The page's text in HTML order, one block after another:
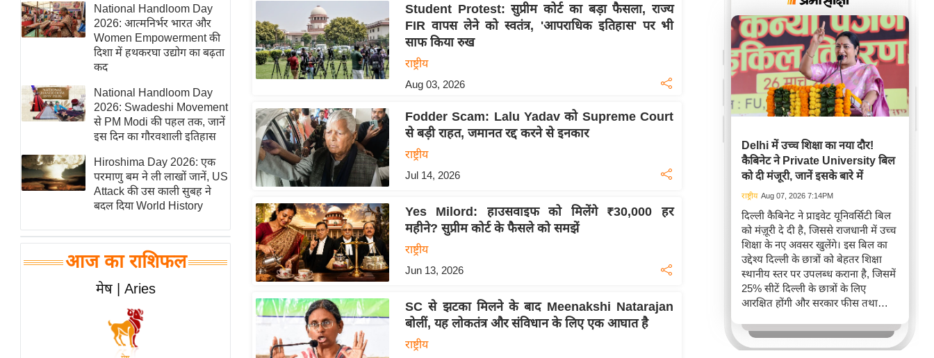
Hindi
Videos
IPL
2026
मिसाल बेमिसाल
शख्सियत
यंग इंडिया
साहित्य जगत
ऑटो वर्ल्ड
न्यूज ब्रीफ
बॉलीवुड
हॉलीवुड
फिल्म समीक्षा
लाइफस्टाइल
National Handloom Day
2026: आत्मनिर्भर भारत और
Women Empowerment की
दिशा में हथकरघा उद्योग का बढ़ता
कद
National Handloom Day
2026: Swadeshi Movement
से PM Modi की पहल तक, जानें
इस दिन का गौरवशाली इतिहास
Hiroshima Day 2026: एक
परमाणु बम ने ली लाखों जानें, US
Attack की उस काली सुबह ने
बदल दिया World History
आज का राशिफल
मेष | Aries
Student Protest: सुप्रीम कोर्ट का बड़ा फैसला, राज्य
FIR वापस लेने को स्वतंत्र, 'आपराधिक इतिहास' पर भी
साफ किया रुख
राष्ट्रीय
Aug 03, 2026
Fodder Scam: Lalu Yadav को Supreme Court
से बड़ी राहत, जमानत रद्द करने से इनकार
राष्ट्रीय
Jul 14, 2026
Yes Milord: हाउसवाइफ को मिलेंगे ₹30,000 हर
महीने? सुप्रीम कोर्ट के फैसले को समझें
राष्ट्रीय
Jun 13, 2026
SC से झटका मिलने के बाद Meenakshi Natarajan
बोलीं, यह लोकतंत्र और संविधान के लिए एक आघात है
राष्ट्रीय
Delhi में उच्च शिक्षा का नया दौर!
कैबिनेट ने Private University बिल
को दी मंजूरी, जानें इसके बारे में
राष्ट्रीय Aug 07, 2026 7:14PM
दिल्ली कैबिनेट ने प्राइवेट यूनिवर्सिटी बिल
को मंज़ूरी दे दी है, जिससे राजधानी में उच्च
शिक्षा के नए अवसर खुलेंगे। इस बिल का
उद्देश्य दिल्ली के छात्रों को बेहतर शिक्षा
स्थानीय स्तर पर उपलब्ध कराना है, जिसमें
25% सीटें दिल्ली के छात्रों के लिए
आरक्षित होंगी और सरकार फीस तथा
कदम एनईपी 2020 के तहत दिल्ली में
शिक्षा के विस्तार का मार्ग प्रशस्त करेगा।